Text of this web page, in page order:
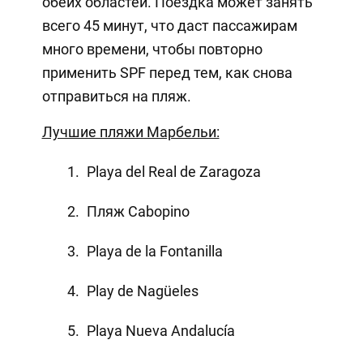
всего 45 минут, что даст пассажирам
много времени, чтобы повторно
применить SPF перед тем, как снова
отправиться на пляж.
Лучшие пляжи Марбельи:
Playa del Real de Zaragoza
Пляж Cabopino
Playa de la Fontanilla
Play de Nagüeles
Playa Nueva Andalucía